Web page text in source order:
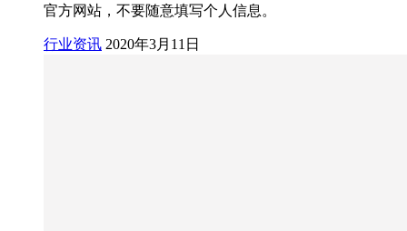
官方网站，不要随意填写个人信息。
行业资讯 2020年3月11日